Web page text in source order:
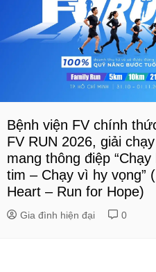
Bệnh viện FV chính
FV RUN 2026, giải
mang thông điệp
tim – Chạy vì hy vọng”
Heart – Run for Hope)
Gia đình hiện đại 0